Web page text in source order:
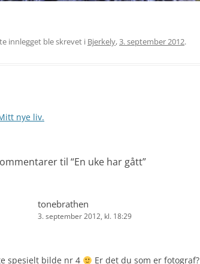
innlegget ble skrevet i Bjerkely,3. september 2012.
nye liv.
til “En uke har gått”
tonebrathen
3. september 2012, kl. 18:29
spesielt bilde nr 4 Er det du som er fotograf?